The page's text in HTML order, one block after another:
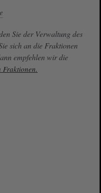
Sie der Verwaltung des
sich an die Fraktionen
empfehlen wir die
Fraktionen.